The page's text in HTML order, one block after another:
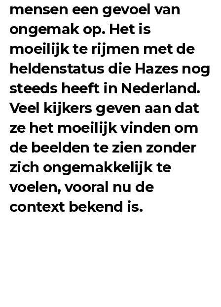
mensen een gevoel van
ongemak op. Het is
moeilijk te rijmen met de
heldenstatus die Hazes nog
steeds heeft in Nederland.
Veel kijkers geven aan dat
ze het moeilijk vinden om
de beelden te zien zonder
zich ongemakkelijk te
voelen, vooral nu de
context bekend is.